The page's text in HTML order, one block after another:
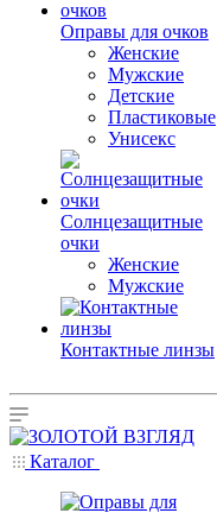
Оправы для очков
Женские
Мужские
Детские
Пластиковые
Унисекс
Солнцезащитные
очки
Женские
Мужские
Контактные линзы
Каталог